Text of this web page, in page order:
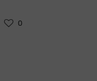
0